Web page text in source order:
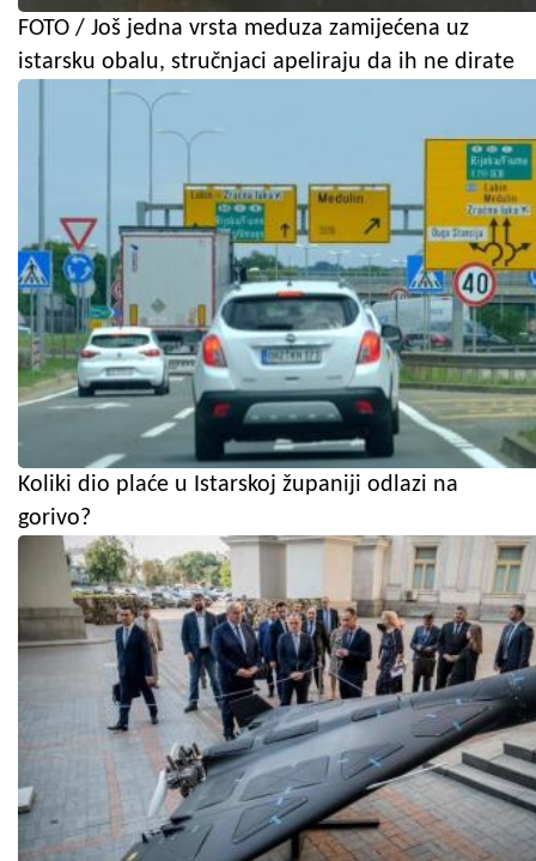
FOTO / Još jedna vrsta meduza zamijećena uz
istarsku obalu, stručnjaci apeliraju da ih ne dirate
Koliki dio plaće u Istarskoj županiji odlazi na
gorivo?